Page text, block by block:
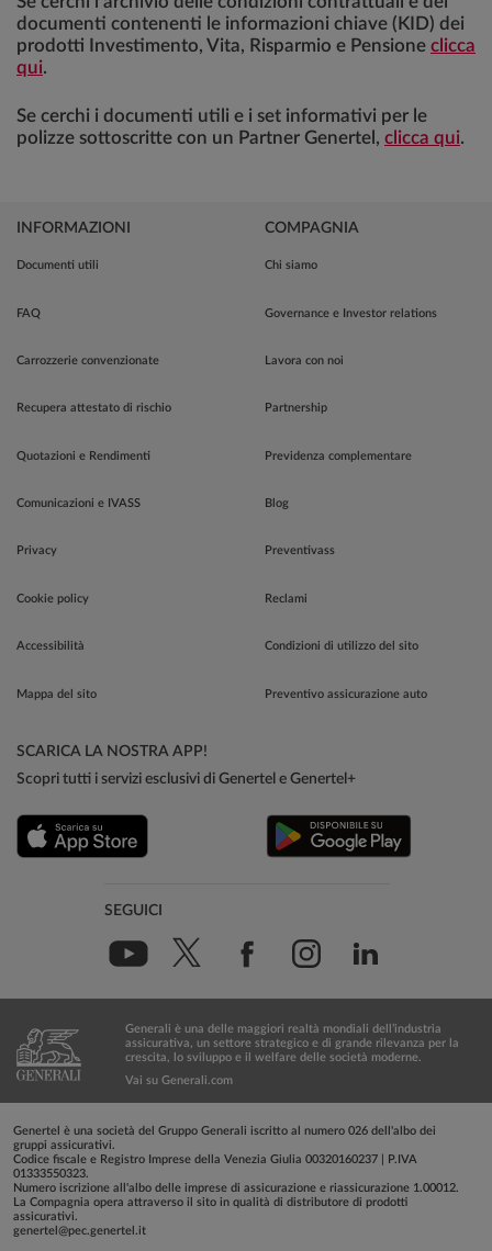
documenti contenenti le informazioni chiave (KID) dei
prodotti Investimento, Vita, Risparmio e Pensione clicca
qui.
Se cerchi i documenti utili e i set informativi per le
polizze sottoscritte con un Partner Genertel, clicca qui.
INFORMAZIONI
Documenti utili
FAQ
Carrozzerie convenzionate
Recupera attestato di rischio
Quotazioni e Rendimenti
Comunicazioni e IVASS
Privacy
Cookie policy
Accessibilità
Mappa del sito
COMPAGNIA
Chi siamo
Governance e Investor relations
Lavora con noi
Partnership
Previdenza complementare
Blog
Preventivass
Reclami
Condizioni di utilizzo del sito
Preventivo assicurazione auto
SCARICA LA NOSTRA APP!
Scopri tutti i servizi esclusivi di Genertel e Genertel+
SEGUICI
Generali è una delle maggiori realtà mondiali dell’industria
assicurativa, un settore strategico e di grande rilevanza per la
crescita, lo sviluppo e il welfare delle società moderne.
Vai su Generali.com
Genertel è una società del Gruppo Generali iscritto al numero 026 dell'albo dei
gruppi assicurativi.
Codice fiscale e Registro Imprese della Venezia Giulia 00320160237 | P.IVA
01333550323.
Numero iscrizione all'albo delle imprese di assicurazione e riassicurazione 1.00012.
La Compagnia opera attraverso il sito in qualità di distributore di prodotti
assicurativi.
genertel@pec.genertel.it